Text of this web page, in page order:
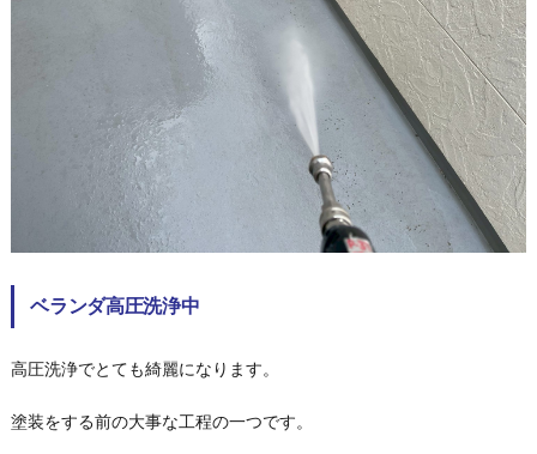
ベランダ高圧洗浄中
高圧洗浄でとても綺麗になります。
塗装をする前の大事な工程の一つです。